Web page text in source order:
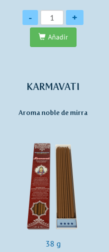
Cantidad
- +
Añadir
KARMAVATI
Aroma noble de mirra
38 g